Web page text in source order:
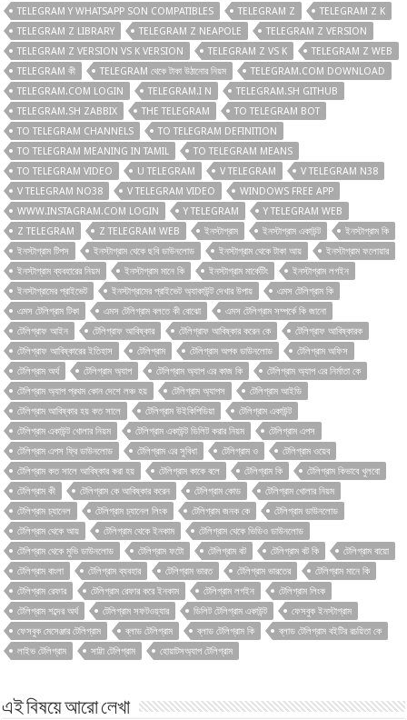
TELEGRAM Y WHATSAPP SON COMPATIBLES
TELEGRAM Z
TELEGRAM Z K
TELEGRAM Z LIBRARY
TELEGRAM Z NEAPOLE
TELEGRAM Z VERSION
TELEGRAM Z VERSION VS K VERSION
TELEGRAM Z VS K
TELEGRAM Z WEB
TELEGRAM কী
TELEGRAM থেকে টাকা উঠানোর নিয়ম
TELEGRAM.COM DOWNLOAD
TELEGRAM.COM LOGIN
TELEGRAM.I N
TELEGRAM.SH GITHUB
TELEGRAM.SH ZABBIX
THE TELEGRAM
TO TELEGRAM BOT
TO TELEGRAM CHANNELS
TO TELEGRAM DEFINITION
TO TELEGRAM MEANING IN TAMIL
TO TELEGRAM MEANS
TO TELEGRAM VIDEO
U TELEGRAM V TELEGRAM
V TELEGRAM N38
V TELEGRAM NO38
V TELEGRAM VIDEO
WINDOWS FREE APP
WWW.INSTAGRAM.COM LOGIN
Y TELEGRAM
Y TELEGRAM WEB
Z TELEGRAM
Z TELEGRAM WEB ইনস্টাগ্রাম ইনস্টাগ্রাম একাউন্ট
ইনস্টাগ্রাম কি
ইনস্টাগ্রাম টিপস
ইনস্টাগ্রাম থেকে ছবি ডাউনলোড ইনস্টাগ্রাম থেকে টাকা আয়
ইনস্টাগ্রাম ফলোয়ার
ইনস্টাগ্রাম ব্যবহারের নিয়ম
ইনস্টাগ্রাম মানে কি ইনস্টাগ্রাম মার্কেটিং
ইনস্টাগ্রাম লগইন
ইনস্টাগ্রামের প্রাইভেট
ইনস্টাগ্রামের প্রাইভেট অ্যাকাউন্ট দেখার উপায়
এমস টেলিগ্রাম কি
এমস টেলিগ্রাম টিকা
এমস টেলিগ্রাম বলতে কী বোঝো
এমস টেলিগ্রাম সম্পর্কে কি জানো
টেলিগ্রাফ আইন
টেলিগ্রাফ আবিষ্কার টেলিগ্রাফ আবিষ্কার করেন কে
টেলিগ্রাফ আবিষ্কারক
টেলিগ্রাফ আবিষ্কারের ইতিহাস
টেলিগ্রাম টেলিগ্রাম অপক ডাউনলোড
টেলিগ্রাম অফিস
টেলিগ্রাম অর্থ
টেলিগ্রাম অ্যাপ টেলিগ্রাম অ্যাপ এর কাজ কি
টেলিগ্রাম অ্যাপ এর নির্মাতা কে
টেলিগ্রাম অ্যাপ প্রথম কোন দেশে লঞ্চ হয়
টেলিগ্রাম অ্যাপস
টেলিগ্রাম আইডি
টেলিগ্রাম আবিষ্কার হয় কত সালে
টেলিগ্রাম উইকিপিডিয়া
টেলিগ্রাম একাউন্ট
টেলিগ্রাম একাউন্ট খোলার নিয়ম
টেলিগ্রাম একাউন্ট ডিলিট করার নিয়ম
টেলিগ্রাম এপস
টেলিগ্রাম এপস ফ্রি ডাউনলোড
টেলিগ্রাম এর সুবিধা টেলিগ্রাম ও
টেলিগ্রাম ওয়েব
টেলিগ্রাম কত সালে আবিষ্কার করা হয়
টেলিগ্রাম কাকে বলে টেলিগ্রাম কি
টেলিগ্রাম কিভাবে খুলবো
টেলিগ্রাম কী
টেলিগ্রাম কে আবিষ্কার করেন টেলিগ্রাম কোড
টেলিগ্রাম খোলার নিয়ম
টেলিগ্রাম চ্যানেল
টেলিগ্রাম চ্যানেল লিংক টেলিগ্রাম জনক কে
টেলিগ্রাম ডাউনলোড
টেলিগ্রাম থেকে আয়
টেলিগ্রাম থেকে ইনকাম
টেলিগ্রাম থেকে ভিডিও ডাউনলোড
টেলিগ্রাম থেকে মুভি ডাউনলোড
টেলিগ্রাম ফটো টেলিগ্রাম বট টেলিগ্রাম বট কি
টেলিগ্রাম বায়ো
টেলিগ্রাম বাংলা
টেলিগ্রাম ব্যবহার টেলিগ্রাম ভারত টেলিগ্রাম ভারতের
টেলিগ্রাম মানে কি
টেলিগ্রাম রেফার
টেলিগ্রাম রেফার করে ইনকাম টেলিগ্রাম লগইন
টেলিগ্রাম লিংক
টেলিগ্রাম শব্দের অর্থ
টেলিগ্রাম সফটওয়্যার ডিলিট টেলিগ্রাম একাউন্ট
ফেসবুক ইনস্টাগ্রাম
ফেসবুক মেসেঞ্জার টেলিগ্রাম
ব্লাড টেলিগ্রাম ব্লাড টেলিগ্রাম কি
ব্লাড টেলিগ্রাম বইটির রচয়িতা কে
লাইভ টেলিগ্রাম
সাট্টা টেলিগ্রাম হোয়াটসঅ্যাপ টেলিগ্রাম
এই বিষয়ে আরো লেখা